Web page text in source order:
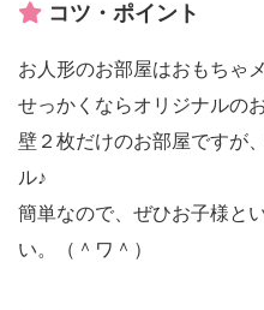
コツ・ポイント
お人形のお部屋はおもちゃ
せっかくならオリジナルの
壁２枚だけのお部屋ですが
ル♪
簡単なので、ぜひお子様と
い。（＾ワ＾）